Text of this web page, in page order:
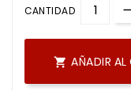
CANTIDAD
 AÑADIR AL